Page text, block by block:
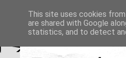
This site uses cookies
are shared with Google
statistics, and to detect